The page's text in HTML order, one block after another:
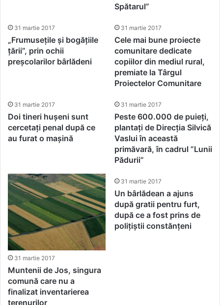
Spătarul”
31 martie 2017
„Frumusețile și bogățiile
țării”, prin ochii
preșcolarilor bârlădeni
31 martie 2017
Cele mai bune proiecte
comunitare dedicate
copiilor din mediul rural,
premiate la Târgul
Proiectelor Comunitare
31 martie 2017
Doi tineri hușeni sunt
cercetați penal după ce
au furat o mașină
31 martie 2017
Peste 600.000 de puieți,
plantați de Direcția Silvică
Vaslui în această
primăvară, în cadrul ”Lunii
Pădurii”
31 martie 2017
Muntenii de Jos, singura
comună care nu a
finalizat inventarierea
terenurilor
31 martie 2017
Un bârlădean a ajuns
după gratii pentru furt,
după ce a fost prins de
polițiștii constănțeni